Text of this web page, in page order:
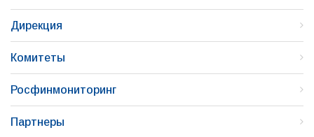
Дирекция
Комитеты
Росфинмониторинг
Партнеры